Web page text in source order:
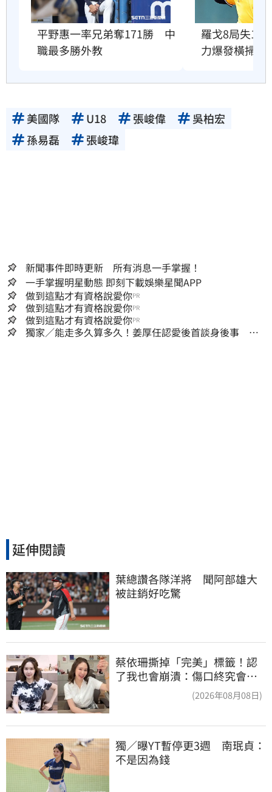
平野惠一率兄弟奪171勝　中
職最多勝外教
羅戈8局失1
力爆發橫掃雄
美國隊 U18 張峻偉
吳柏宏
孫易磊
張峻瑋
新聞事件即時更新 所有消息一手掌握！
一手掌握明星動態 即刻下載娛樂星聞APP
做到這點才有資格說愛你PR
做到這點才有資格說愛你PR
做到這點才有資格說愛你PR
獨家／能走多久算多久！姜厚任認愛後首談身後事
延伸閱讀
葉總讚各隊洋將　聞阿部雄大
被註銷好吃驚
蔡依珊撕掉「完美」標籤！認
了我也會崩潰：傷口終究會癒
(2026年08月08日)
獨／曝YT暫停更3週　南珉貞：
不是因為錢